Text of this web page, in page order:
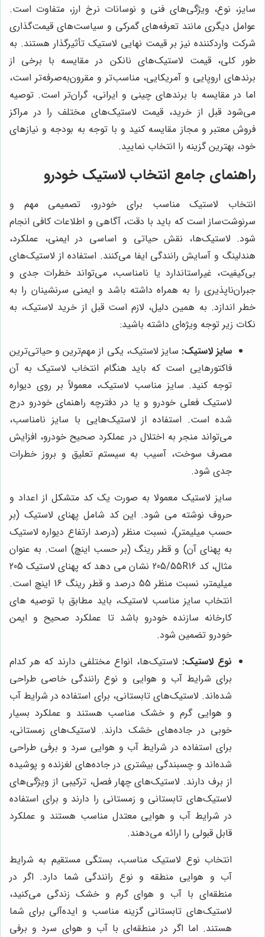
سایز، نوع، ویژگی‌های فنی و نوسانات نرخ ارز، متفاوت است.
عوامل دیگری مانند تعرفه‌های گمرکی و سیاست‌های قیمت‌گذاری
شرکت واردکننده نیز بر قیمت نهایی لاستیک تأثیرگذار هستند. به
طور کلی، قیمت لاستیک‌های نانکن در مقایسه با برخی از
برندهای اروپایی و آمریکایی، مناسب‌تر و مقرون‌به‌صرفه‌تر است،
اما در مقایسه با برندهای چینی و ایرانی، گران‌تر است. توصیه
می‌شود قبل از خرید، قیمت لاستیک‌های مختلف را در مراکز
فروش معتبر و مجاز مقایسه کنید و با توجه به بودجه و نیازهای
خود، بهترین گزینه را انتخاب نمایید.
راهنمای جامع انتخاب لاستیک خودرو
انتخاب لاستیک مناسب برای خودرو، تصمیمی مهم و
سرنوشت‌ساز است که باید با دقت، آگاهی و اطلاعات کافی انجام
شود. لاستیک‌ها، نقش حیاتی و اساسی در ایمنی، عملکرد،
هندلینگ و آسایش رانندگی ایفا می‌کنند. استفاده از لاستیک‌های
بی‌کیفیت، غیراستاندارد یا نامناسب، می‌تواند خطرات جدی و
جبران‌ناپذیری را به همراه داشته باشد و ایمنی سرنشینان را به
خطر اندازد. به همین دلیل، لازم است قبل از خرید لاستیک، به
نکات زیر توجه ویژه‌ای داشته باشید:
سایز لاستیک: سایز لاستیک، یکی از مهم‌ترین و حیاتی‌ترین
فاکتورهایی است که باید هنگام انتخاب لاستیک به آن
توجه کنید. سایز مناسب لاستیک، معمولاً بر روی دیواره
لاستیک فعلی خودرو و یا در دفترچه راهنمای خودرو درج
شده است. استفاده از لاستیک‌هایی با سایز نامناسب،
می‌تواند منجر به اختلال در عملکرد صحیح خودرو، افزایش
مصرف سوخت، آسیب به سیستم تعلیق و بروز خطرات
جدی شود.
سایز لاستیک معمولا به صورت یک کد متشکل از اعداد و
حروف نوشته می شود. این کد شامل پهنای لاستیک (بر
حسب میلیمتر)، نسبت منظر (درصد ارتفاع دیواره لاستیک
به پهنای آن) و قطر رینگ (بر حسب اینچ) است. به عنوان
مثال، کد 205/55R16 نشان می دهد که پهنای لاستیک 205
میلیمتر، نسبت منظر 55 درصد و قطر رینگ 16 اینچ است.
انتخاب سایز مناسب لاستیک، باید مطابق با توصیه های
کارخانه سازنده خودرو باشد تا عملکرد صحیح و ایمن
خودرو تضمین شود.
نوع لاستیک: لاستیک‌ها، انواع مختلفی دارند که هر کدام
برای شرایط آب و هوایی و نوع رانندگی خاصی طراحی
شده‌اند. لاستیک‌های تابستانی، برای استفاده در شرایط آب
و هوایی گرم و خشک مناسب هستند و عملکرد بسیار
خوبی در جاده‌های خشک دارند. لاستیک‌های زمستانی،
برای استفاده در شرایط آب و هوایی سرد و برفی طراحی
شده‌اند و چسبندگی بیشتری در جاده‌های لغزنده و پوشیده
از برف دارند. لاستیک‌های چهار فصل، ترکیبی از ویژگی‌های
لاستیک‌های تابستانی و زمستانی را دارند و برای استفاده
در شرایط آب و هوایی معتدل مناسب هستند و عملکرد
قابل قبولی را ارائه می‌دهند.
انتخاب نوع لاستیک مناسب، بستگی مستقیم به شرایط
آب و هوایی منطقه و نوع رانندگی شما دارد. اگر در
منطقه‌ای با آب و هوای گرم و خشک زندگی می‌کنید،
لاستیک‌های تابستانی گزینه مناسب و ایده‌آلی برای شما
هستند. اما اگر در منطقه‌ای با آب و هوای سرد و برفی